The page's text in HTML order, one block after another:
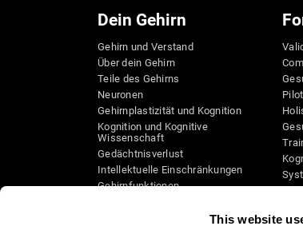
This website
Dein Gehirn
Gehirn und Verstand
Über dein Gehirn
Teile des Gehirns
Neuronen
Gehirnplastizität und Kognition
Kognition und Kognitive
Wissenschaft
Gedächtnisverlust
Intellektuelle Einschränkungen
Gehirnfunktionen